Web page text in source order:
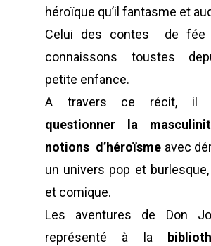
héroïque qu’il fantasme et
Celui des contes de fée
connaissons toustes
petite enfance.
A travers ce récit, il
questionner la
notions d’héroïsme avec
un univers pop et
et comique.
Les aventures de Don
représenté à la
À